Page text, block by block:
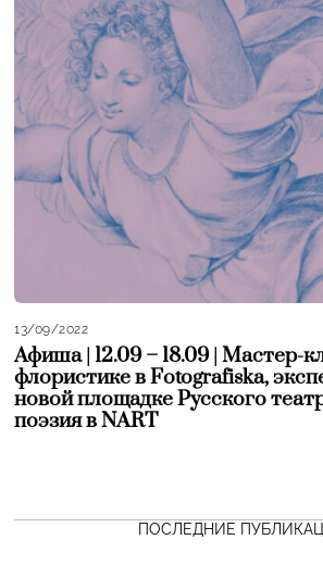
13/09/2022
Афиша | 12.09 – 18.09 | Мастер-
флористике в Fotografiska,
новой площадке Русского
поэзия в NART
ПОСЛЕДНИЕ